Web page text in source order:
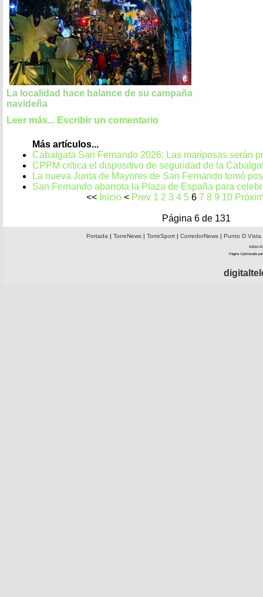
La localidad hace balance de su campaña
navideña
Leer más... Escribir un comentario
Más artículos...
Cabalgata San Fernando 2026: Las mariposas serán
CPPM critica el dispositivo de seguridad de la
La nueva Junta de Mayores de San Fernando tomó
San Fernando abarrota la Plaza de España para
<< Inicio < Prev 1 2 3 4 5 6 7 8 9 10
Página 6 de 131
Portada | TorreNews| TorreSport| CorredorNews| Punto D Vista
©2010 El
Página Optimizada